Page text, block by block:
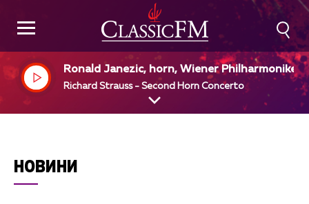
Ronald Janezic, horn, Wiener Philharmoniker,
ndre Previn, dir
Richard Strauss - Second Horn Concerto
НОВИНИ